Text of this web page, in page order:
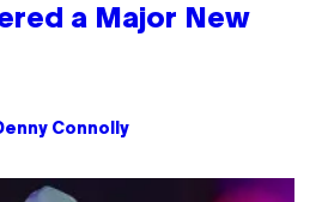
a Major New
Connolly